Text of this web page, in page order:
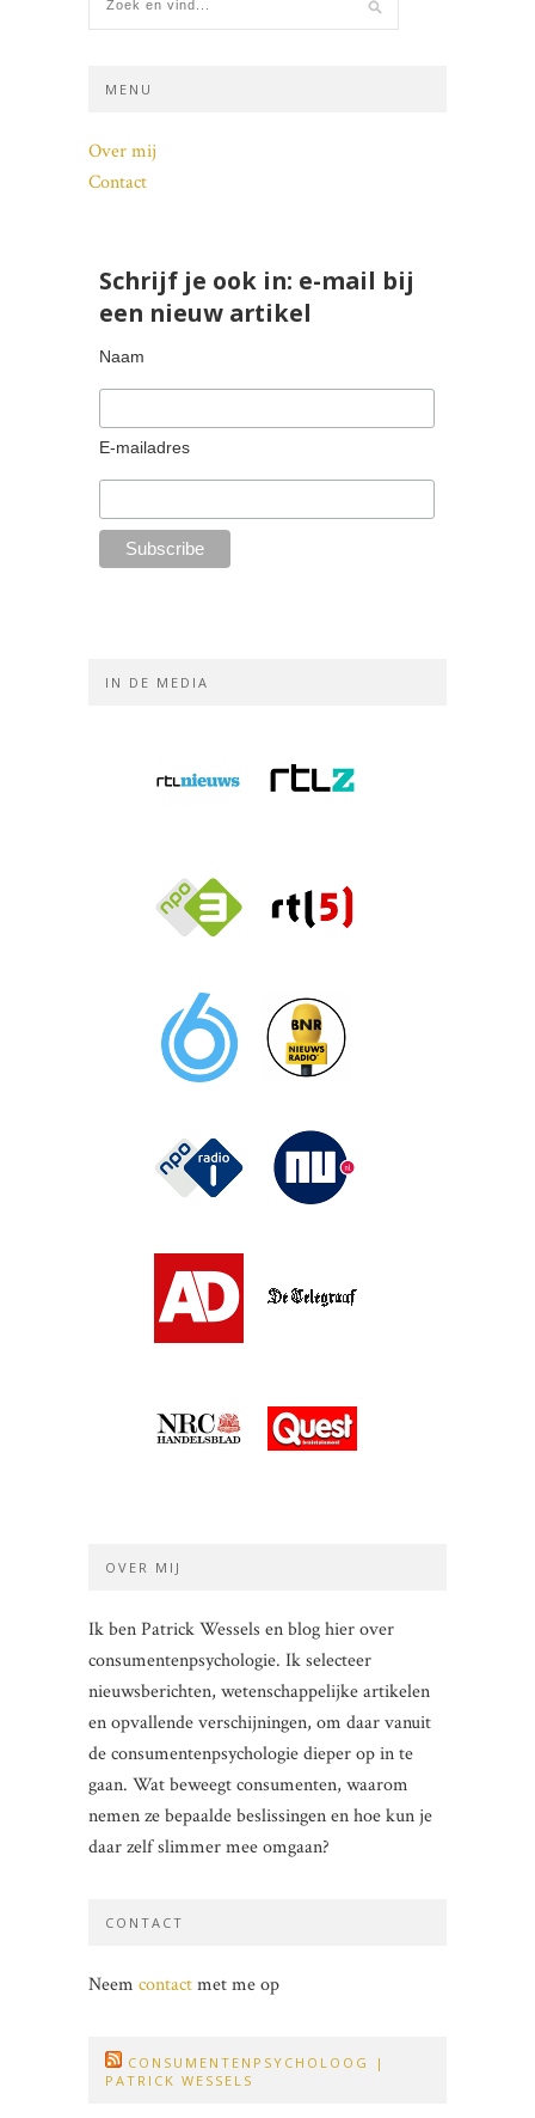
MENU
Over mij
Contact
Schrijf je ook in: e-mail bij
een nieuw artikel
Naam
E-mailadres
IN DE MEDIA
OVER MIJ
Ik ben Patrick Wessels en blog hier over
consumentenpsychologie. Ik selecteer
nieuwsberichten, wetenschappelijke artikelen
en opvallende verschijningen, om daar vanuit
de consumentenpsychologie dieper op in te
gaan. Wat beweegt consumenten, waarom
nemen ze bepaalde beslissingen en hoe kun je
daar zelf slimmer mee omgaan?
CONTACT
Neem contactmet me op
CONSUMENTENPSYCHOLOOG |
PATRICK WESSELS